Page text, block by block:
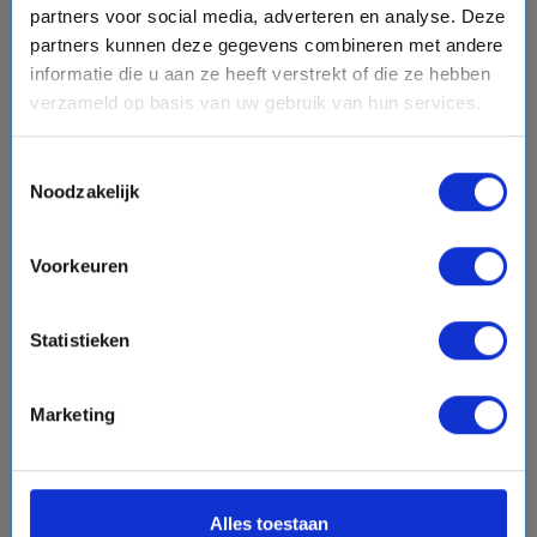
partners voor social media, adverteren en analyse. Deze
partners kunnen deze gegevens combineren met andere
informatie die u aan ze heeft verstrekt of die ze hebben
verzameld op basis van uw gebruik van hun services.
Noodzakelijk
Voorkeuren
Statistieken
Marketing
Alles toestaan
chevron_right
8 daagse West-Middellandse Zee cruise met de
MSC Splendida
eventvan: 09-09-2026 - Tot: 16-09-2026
Vaarroute:
v.a.€945,-p.p.
directions_boat
Bekijk cruise